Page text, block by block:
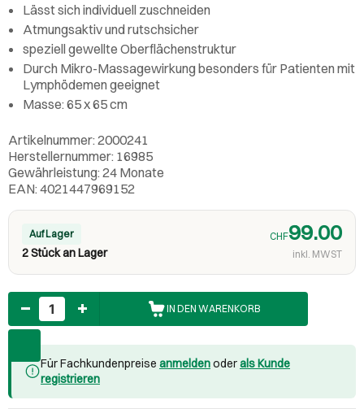
Lässt sich individuell zuschneiden
Atmungsaktiv und rutschsicher
speziell gewellte Oberflächenstruktur
Durch Mikro-Massagewirkung besonders für Patienten mit
Lymphödemen geeignet
Masse: 65 x 65 cm
Artikelnummer: 2000241
Herstellernummer: 16985
Gewährleistung: 24 Monate
EAN: 4021447969152
Auf Lager
2 Stück an Lager
CHF99.00
inkl. MWST
Anzahl
IN DEN WARENKORB
Für Fachkundenpreise anmeldenoderals Kunde
registrieren